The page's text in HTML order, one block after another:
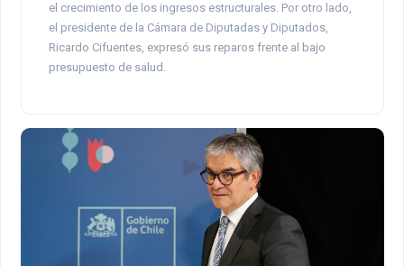
el crecimiento de los ingresos estructurales. Por otro lado,
el presidente de la Cámara de Diputadas y Diputados,
Ricardo Cifuentes, expresó sus reparos frente al bajo
presupuesto de salud.